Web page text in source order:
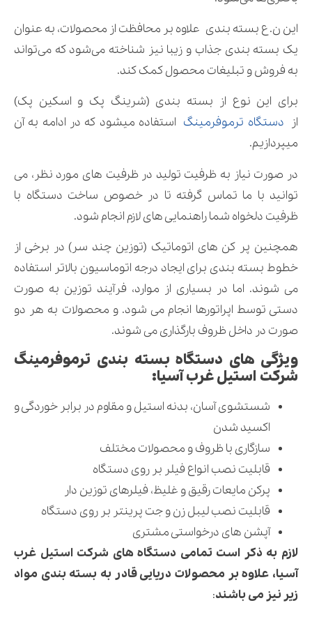
این ن.ع بسته بندی علاوه بر محافظت از محصولات، به عنوان
یک بسته بندی جذاب و زیبا نیز شناخته می‌شود که می‌تواند
به فروش و تبلیغات محصول کمک کند.
برای این نوع از بسته بندی (شرینگ پک و اسکین پک)
از دستگاه ترموفرمینگ استفاده میشود که در ادامه به آن
میپردازیم.
در صورت نیاز به ظرفیت تولید در ظرفیت های مورد نظر، می
توانید با ما تماس گرفته تا در خصوص ساخت دستگاه با
ظرفیت دلخواه شما راهنمایی های لازم انجام شود.
همچنین پر کن های اتوماتیک (توزین چند سر) در برخی از
خطوط بسته بندی برای ایجاد درجه اتوماسیون بالاتر استفاده
می شوند. اما در بسیاری از موارد، فرآیند توزین به صورت
دستی توسط اپراتورها انجام می شود. و محصولات به هر دو
صورت در داخل ظروف بارگذاری می شوند.
ویژگی های دستگاه بسته بندی ترموفرمینگ
شرکت استیل غرب آسیا:
شستشوی آسان، بدنه استیل و مقاوم در برابر خوردگی و
اکسید شدن
سازگاری با ظروف و محصولات مختلف
قابلیت نصب انواع فیلر بر روی دستگاه
پرکن مایعات رقیق و غلیظ، فیلرهای توزین دار
قابلیت نصب لیبل زن و جت پرینتر بر روی دستگاه
آپشن های درخواستی مشتری
لازم به ذکر است تمامی دستگاه های شرکت استیل غرب
آسیا، علاوه بر محصولات دریایی قادر به بسته بندی مواد
زیر نیز می باشند: